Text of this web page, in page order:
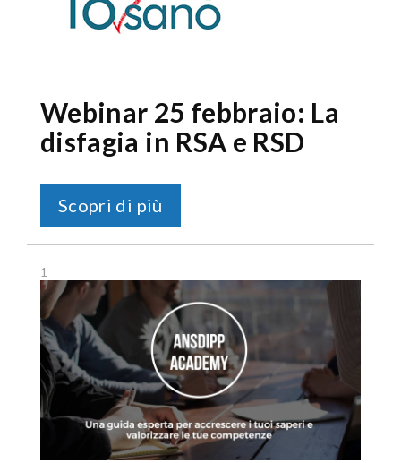
Webinar 25 febbraio: La
disfagia in RSA e RSD
Scopri di più
1